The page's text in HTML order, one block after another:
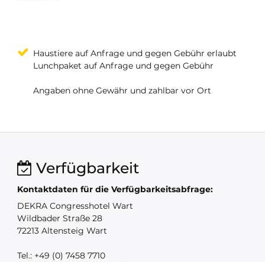
Haustiere auf Anfrage und gegen Gebühr erlaubt
Lunchpaket auf Anfrage und gegen Gebühr
Angaben ohne Gewähr und zahlbar vor Ort
Verfügbarkeit
Kontaktdaten für die Verfügbarkeitsabfrage:
DEKRA Congresshotel Wart
Wildbader Straße 28
72213 Altensteig Wart
Tel.: +49 (0) 7458 7710